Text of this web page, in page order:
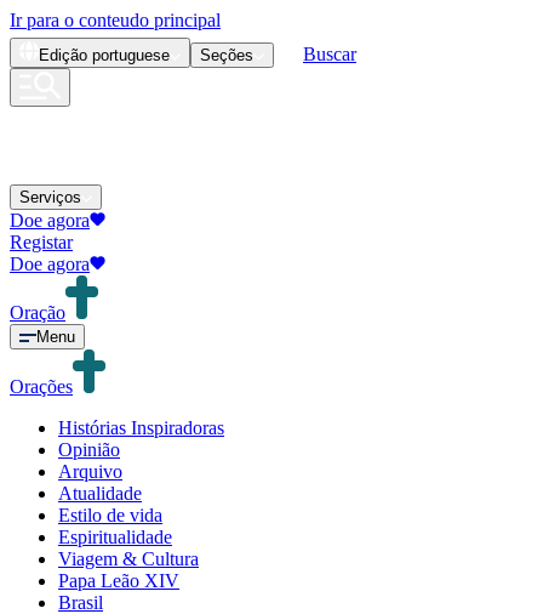
Ir para o conteudo principal
Edição portuguese Seções Buscar
Serviços
Doe agora
Registar
Doe agora
Oração
Menu
Orações
Histórias Inspiradoras
Opinião
Arquivo
Atualidade
Estilo de vida
Espiritualidade
Viagem & Cultura
Papa Leão XIV
Brasil